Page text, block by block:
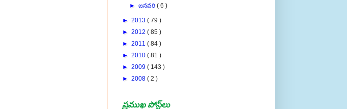
( 79 )
► 2012 ( 85 )
► 2011 ( 84 )
► 2010 ( 81 )
► 2009 ( 143 )
► 2008 ( 2 )